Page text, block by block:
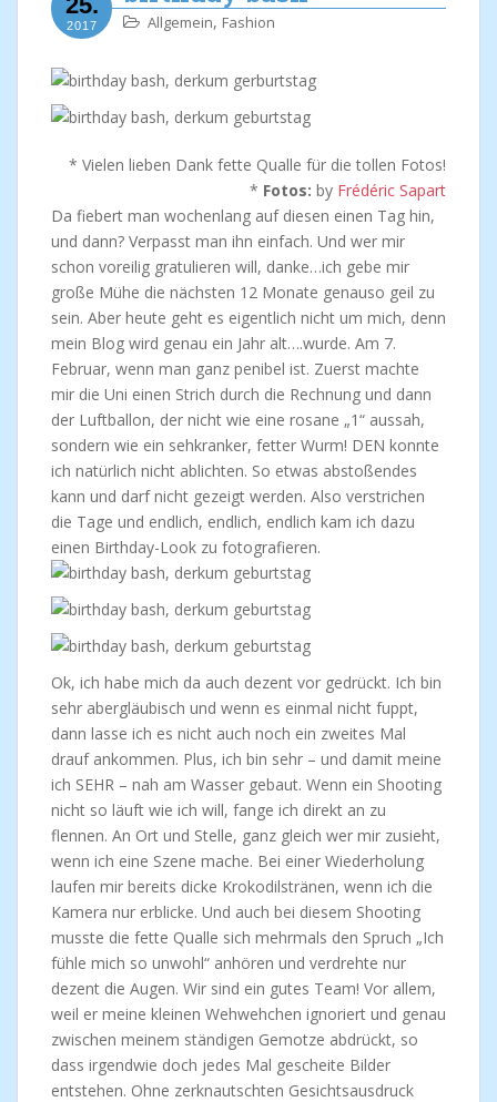
2017 Allgemein, Fashion
* Vielen lieben Dank fette Qualle für die tollen Fotos!
* Fotos: by Frédéric Sapart
Da fiebert man wochenlang auf diesen einen Tag hin,
und dann? Verpasst man ihn einfach. Und wer mir
schon voreilig gratulieren will, danke…ich gebe mir
große Mühe die nächsten 12 Monate genauso geil zu
sein. Aber heute geht es eigentlich nicht um mich, denn
mein Blog wird genau ein Jahr alt….wurde. Am 7.
Februar, wenn man ganz penibel ist. Zuerst machte
mir die Uni einen Strich durch die Rechnung und dann
der Luftballon, der nicht wie eine rosane „1“ aussah,
sondern wie ein sehkranker, fetter Wurm! DEN konnte
ich natürlich nicht ablichten. So etwas abstoßendes
kann und darf nicht gezeigt werden. Also verstrichen
die Tage und endlich, endlich, endlich kam ich dazu
einen Birthday-Look zu fotografieren.
Ok, ich habe mich da auch dezent vor gedrückt. Ich bin
sehr abergläubisch und wenn es einmal nicht fuppt,
dann lasse ich es nicht auch noch ein zweites Mal
drauf ankommen. Plus, ich bin sehr – und damit meine
ich SEHR – nah am Wasser gebaut. Wenn ein Shooting
nicht so läuft wie ich will, fange ich direkt an zu
flennen. An Ort und Stelle, ganz gleich wer mir zusieht,
wenn ich eine Szene mache. Bei einer Wiederholung
laufen mir bereits dicke Krokodilstränen, wenn ich die
Kamera nur erblicke. Und auch bei diesem Shooting
musste die fette Qualle sich mehrmals den Spruch „Ich
fühle mich so unwohl“ anhören und verdrehte nur
dezent die Augen. Wir sind ein gutes Team! Vor allem,
weil er meine kleinen Wehwehchen ignoriert und genau
zwischen meinem ständigen Gemotze abdrückt, so
dass irgendwie doch jedes Mal gescheite Bilder
entstehen. Ohne zerknautschten Gesichtsausdruck